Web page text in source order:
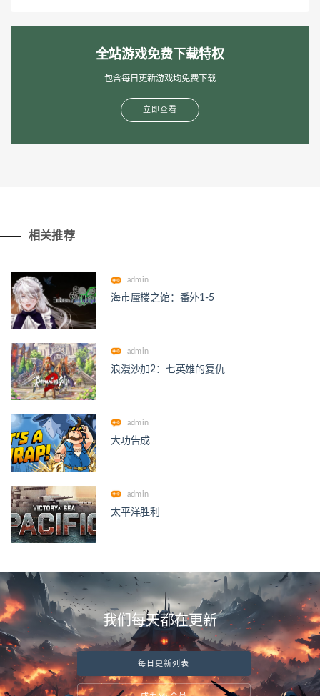
全站游戏免费下载特权
包含每日更新游戏均免费下载
立即查看
相关推荐
admin
海市蜃楼之馆：番外1-5
admin
浪漫沙加2：七英雄的复仇
admin
大功告成
admin
太平洋胜利
我们每天都在更新
每日更新列表